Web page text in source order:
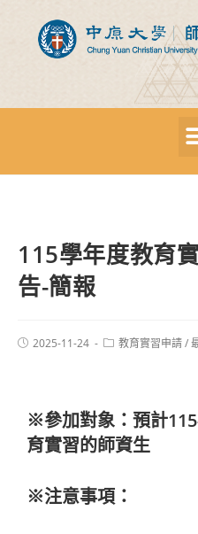
115學年度教育
告-簡報
2025-11-24 教育實習申請/
※參加對象 ：預計
育實習的師資生
※注意事項：